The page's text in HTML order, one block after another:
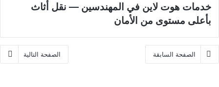
خدمات هوت لاين في المهندسين — نقل أثاث
بأعلى مستوى من الأمان
الصفحة السابقة الصفحة التالية